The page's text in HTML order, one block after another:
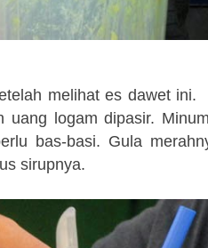
melihat es dawet ini.
logam dipasir.
bas-basi. Gula
sirupnya.